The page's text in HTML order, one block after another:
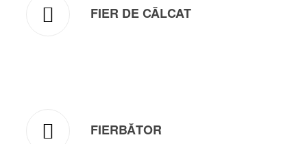
FIER DE CĂLCAT
FIERBĂTOR